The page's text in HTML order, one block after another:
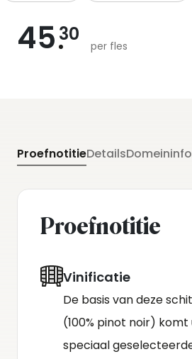
45 30
per fles
ProefnotitieDetails
Proefnotitie
Vinificatie
De basis van deze
(100% pinot noir) komt
speciaal